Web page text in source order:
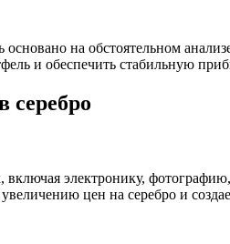
на обстоятельном
и обеспечить стабильную
серебро
электронику,
цен на серебро и